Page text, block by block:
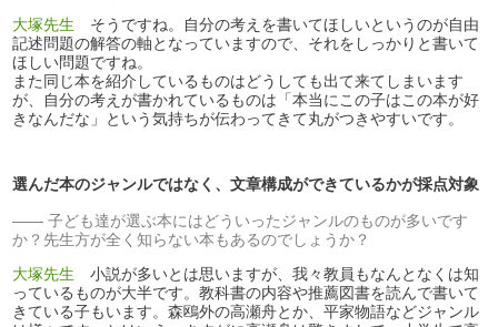
大塚先生 そうですね。自分の考えを書いてほしいというのが自由
記述問題の解答の軸となっていますので、それをしっかりと書いて
ほしい問題ですね。
また同じ本を紹介しているものはどうしても出て来てしまいます
が、自分の考えが書かれているものは「本当にこの子はこの本が好
きなんだな」という気持ちが伝わってきて丸がつきやすいです。
選んだ本のジャンルではなく、文章構成ができているかが採点対象
子ども達が選ぶ本にはどういったジャンルのものが多いです
か？先生方が全く知らない本もあるのでしょうか？
大塚先生 小説が多いとは思いますが、我々教員もなんとなくは知
っているものが大半です。教科書の内容や推薦図書を読んで書いて
きている子もいます。森鴎外の高瀬舟とか、平家物語などジャンル